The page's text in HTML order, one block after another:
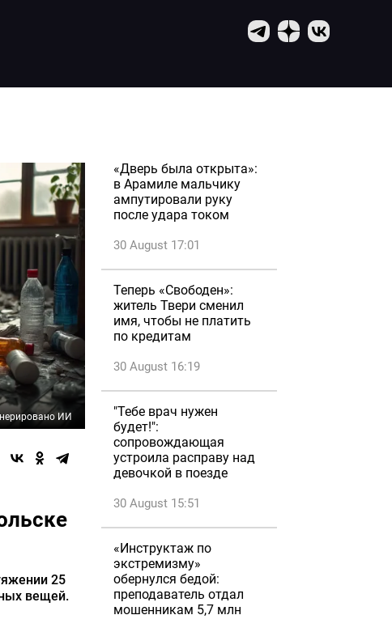
ИИ
25
вещей.
«Дверь была открыта»:
в Арамиле мальчику
ампутировали руку
после удара током
30 August 17:01
Теперь «Свободен»:
житель Твери сменил
имя, чтобы не платить
по кредитам
30 August 16:19
"Тебе врач нужен
будет!":
сопровождающая
устроила расправу над
девочкой в поезде
30 August 15:51
«Инструктаж по
экстремизму»
обернулся бедой:
преподаватель отдал
мошенникам 5,7 млн